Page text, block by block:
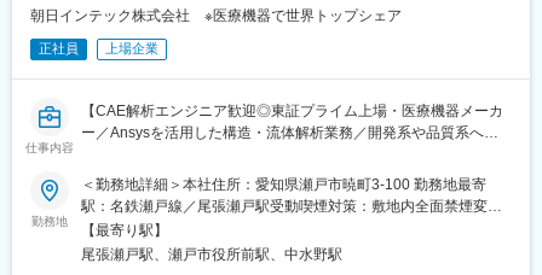
変更の範囲：会社の定める業務
営業は4製品に分かれていますが、今回はクリティカルケア製品、
■同社の魅力：
【幅広い商品群】
宅ケア、手術室設備、外科系製品、産婦人科製品など、幅広い商
品群を持ちます。
【日系×世界展開の医療機器企業】
日本における最先端医療機器の輸入商社として国内トップシェア
朝日インテック株式会社 ※医療機器で世界トップシェア
正社員 上場企業
仕事内容
【CAE解析エンジニア歓迎◎東証プライム上場・医療機器メーカ
ー／Ansysを活用した構造・流体解析業務／開発系や品質系への
■職務内容
当社メディカル事業統括部で開発される医療機器製品に対し、
CAE解析を用いた開発支援業務をお任せします。製品の設計・開
発段階において、構造解析や流体解析を活用し、製品性能の評価
勤務地
＜勤務地詳細＞本社住所：愛知県瀬戸市暁町3-100 勤務地最寄
駅：名鉄瀬戸線／尾張瀬戸駅受動喫煙対策：敷地内全面禁煙変更
の範囲：会社の定める事業所
【最寄り駅】
尾張瀬戸駅、瀬戸市役所前駅、中水野駅